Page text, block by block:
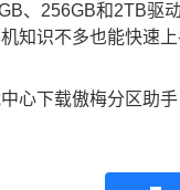
、256GB和2TB
知识不多也能快速
心下载傲梅分区助